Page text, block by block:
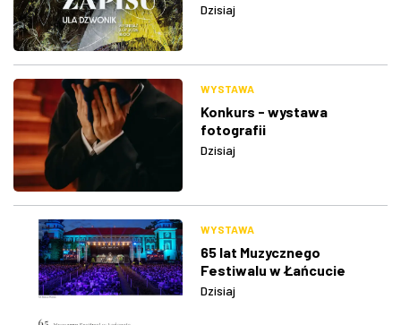
Dzisiaj
WYSTAWA
Konkurs - wystawa
fotografii
Dzisiaj
WYSTAWA
65 lat Muzycznego
Festiwalu w Łańcucie
Dzisiaj